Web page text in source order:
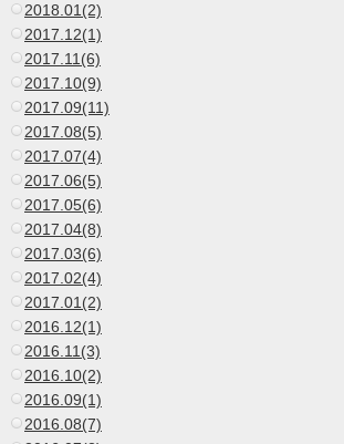
2018.01(2)
2017.12(1)
2017.11(6)
2017.10(9)
2017.09(11)
2017.08(5)
2017.07(4)
2017.06(5)
2017.05(6)
2017.04(8)
2017.03(6)
2017.02(4)
2017.01(2)
2016.12(1)
2016.11(3)
2016.10(2)
2016.09(1)
2016.08(7)